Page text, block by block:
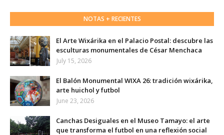
NOTAS + RECIENTES
El Arte Wixárika en el Palacio Postal: descubre las
esculturas monumentales de César Menchaca
July 15, 2026
El Balón Monumental WIXA 26: tradición wixárika,
arte huichol y futbol
June 23, 2026
Canchas Desiguales en el Museo Tamayo: el arte
que transforma el futbol en una reflexión social